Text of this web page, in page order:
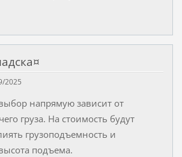
2025
напрямую зависит от
груза. На стоимость будут
грузоподъемность и
подъема.